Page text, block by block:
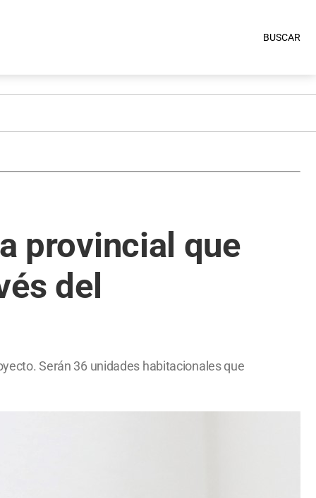
BUSCAR
provincial que
del
Serán 36 unidades habitacionales que